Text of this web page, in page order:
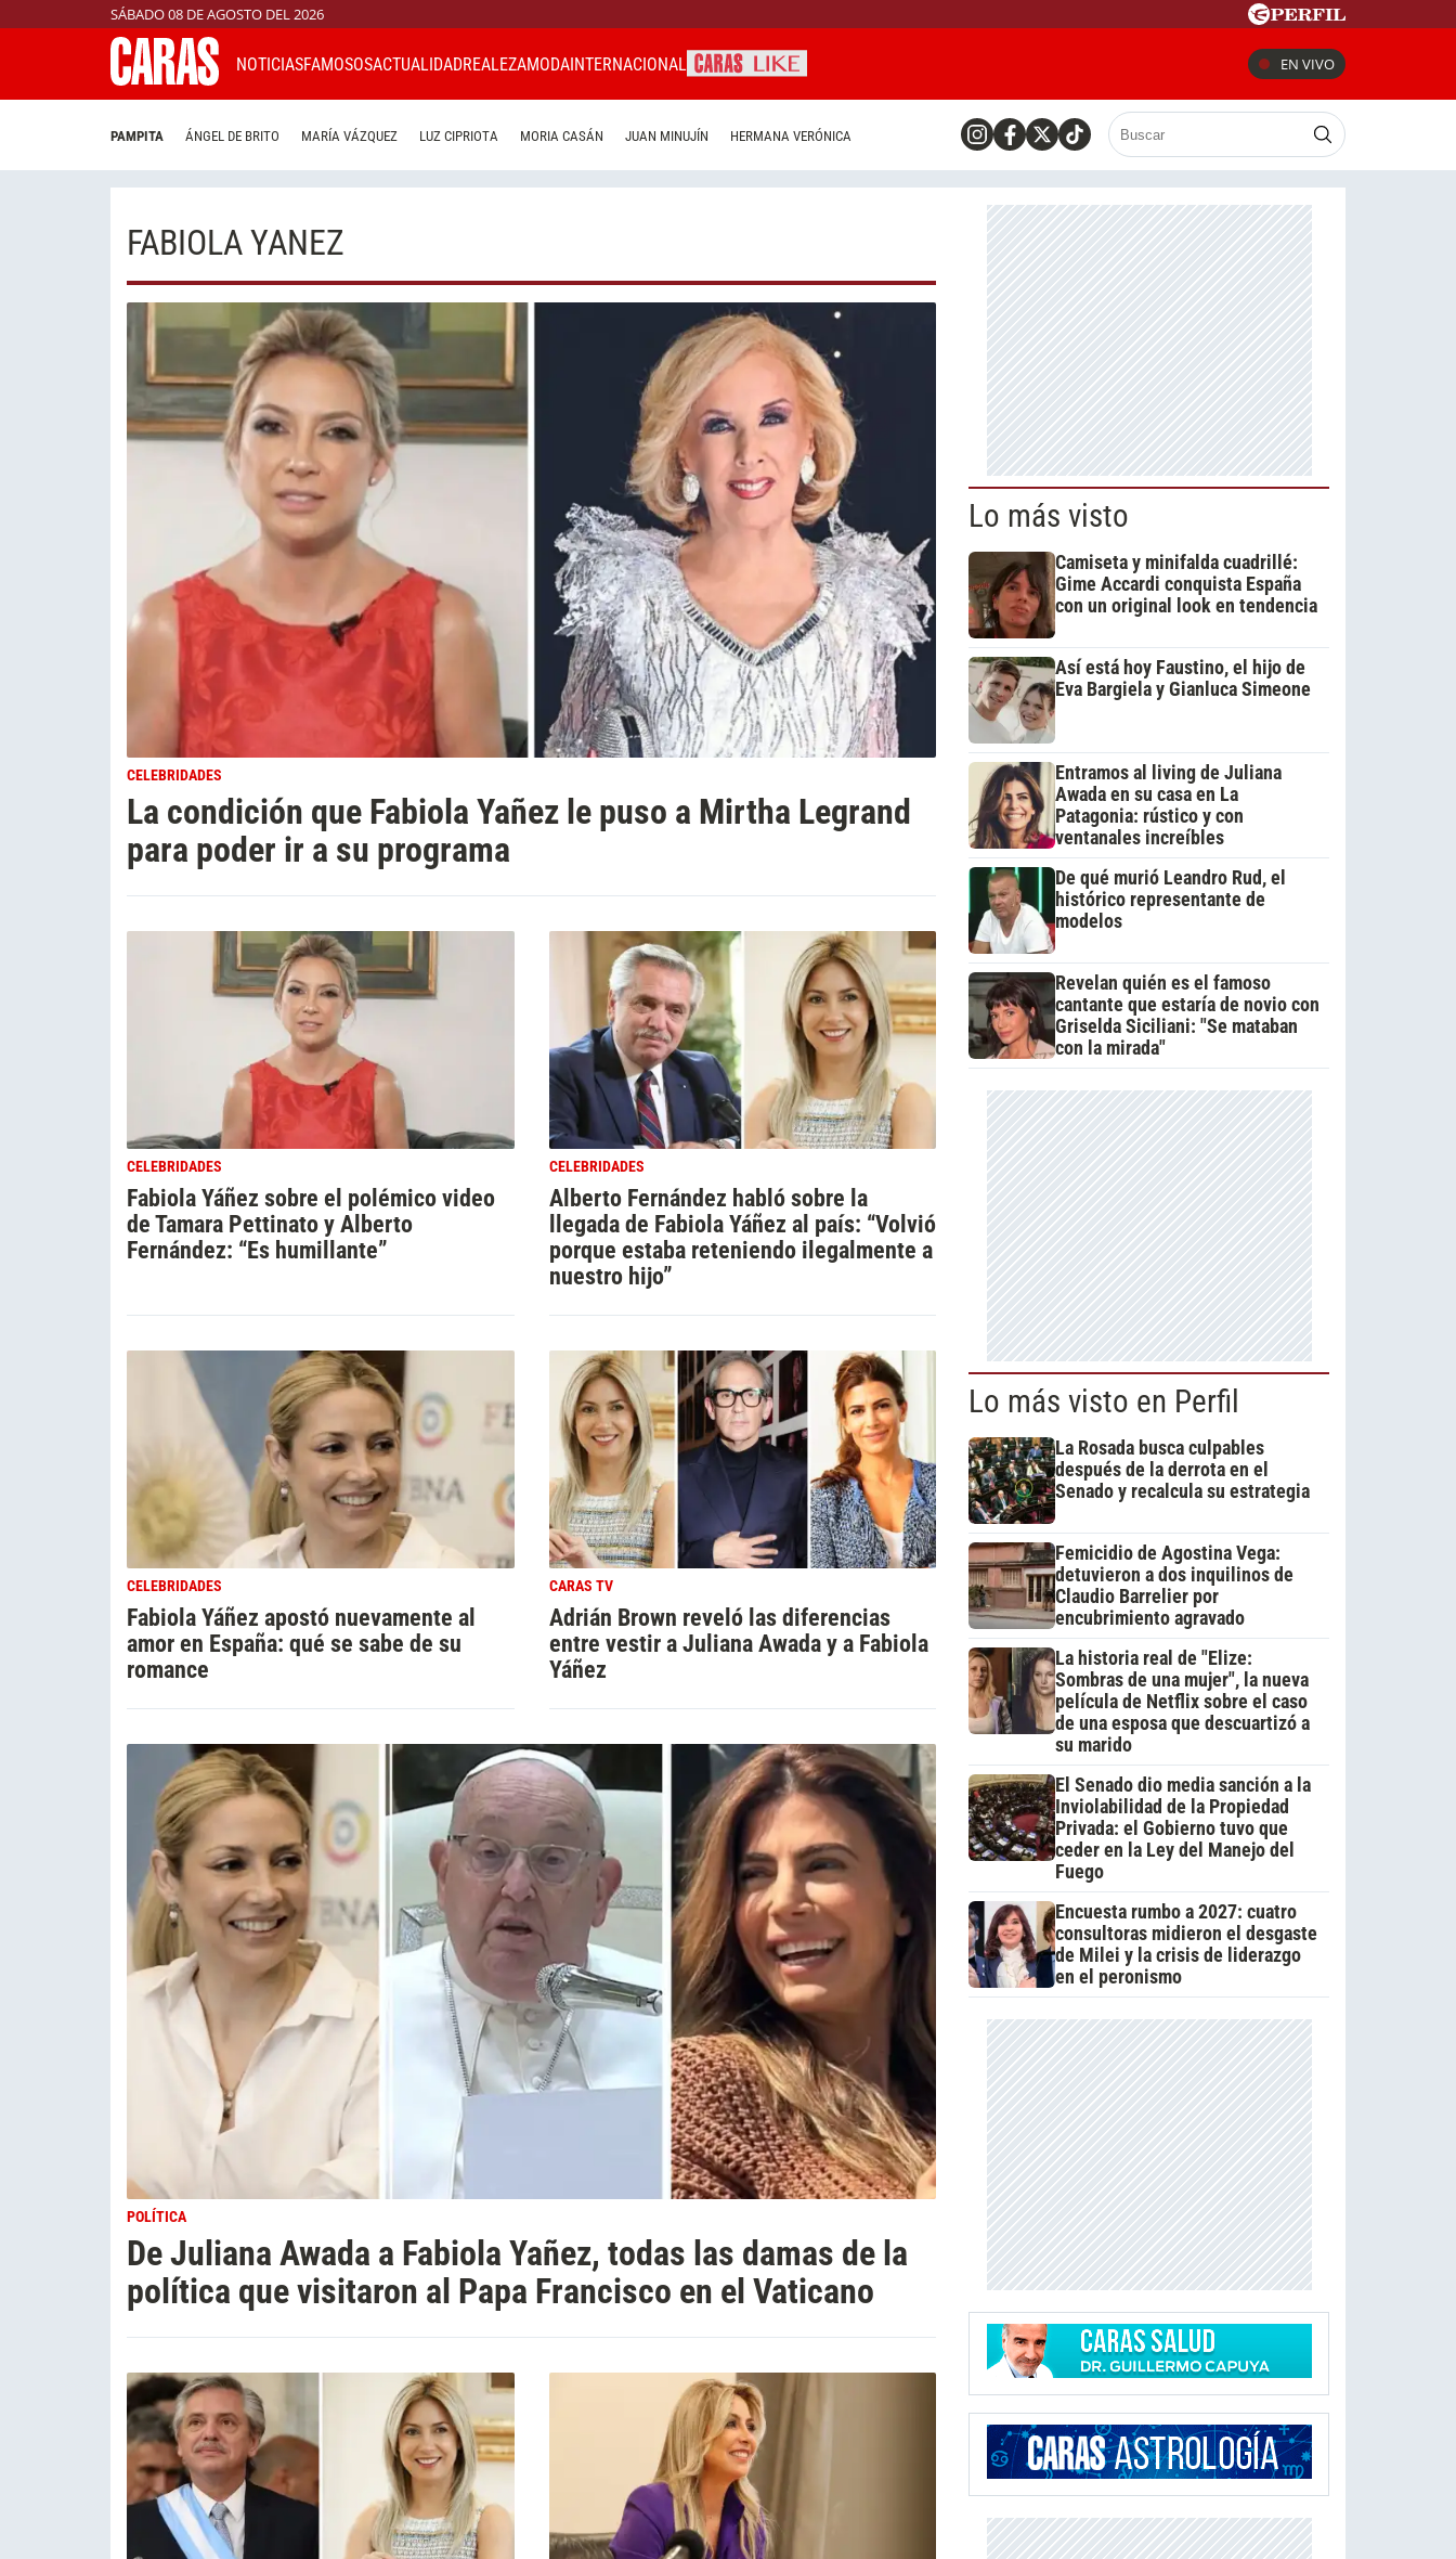
SÁBADO 08 DE AGOSTO DEL 2026
NOTICIASFAMOSOSACTUALIDADREALEZAMODAINTERNACIONAL EN VIVO
PAMPITA ÁNGEL DE BRITO MARÍA VÁZQUEZ LUZ CIPRIOTA MORIA CASÁN JUAN MINUJÍN HERMANA VERÓNICA
FABIOLA YANEZ
CELEBRIDADES
La condición que Fabiola Yañez le puso a Mirtha Legrand
para poder ir a su programa
CELEBRIDADES
Fabiola Yáñez sobre el polémico video
de Tamara Pettinato y Alberto
Fernández: “Es humillante”
CELEBRIDADES
Alberto Fernández habló sobre la
llegada de Fabiola Yáñez al país: “Volvió
porque estaba reteniendo ilegalmente a
nuestro hijo”
CELEBRIDADES
Fabiola Yáñez apostó nuevamente al
amor en España: qué se sabe de su
romance
CARAS TV
Adrián Brown reveló las diferencias
entre vestir a Juliana Awada y a Fabiola
Yáñez
POLÍTICA
De Juliana Awada a Fabiola Yañez, todas las damas de la
política que visitaron al Papa Francisco en el Vaticano
Lo más visto
Camiseta y minifalda cuadrillé:
Gime Accardi conquista España
con un original look en tendencia
Así está hoy Faustino, el hijo de
Eva Bargiela y Gianluca Simeone
Entramos al living de Juliana
Awada en su casa en La
Patagonia: rústico y con
ventanales increíbles
De qué murió Leandro Rud, el
histórico representante de
modelos
Revelan quién es el famoso
cantante que estaría de novio con
Griselda Siciliani: "Se mataban
con la mirada"
Lo más visto en Perfil
La Rosada busca culpables
después de la derrota en el
Senado y recalcula su estrategia
Femicidio de Agostina Vega:
detuvieron a dos inquilinos de
Claudio Barrelier por
encubrimiento agravado
La historia real de "Elize:
Sombras de una mujer", la nueva
película de Netflix sobre el caso
de una esposa que descuartizó a
su marido
El Senado dio media sanción a la
Inviolabilidad de la Propiedad
Privada: el Gobierno tuvo que
ceder en la Ley del Manejo del
Fuego
Encuesta rumbo a 2027: cuatro
consultoras midieron el desgaste
de Milei y la crisis de liderazgo
en el peronismo